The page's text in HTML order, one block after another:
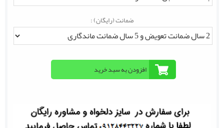
ضمانت (رایگان) :